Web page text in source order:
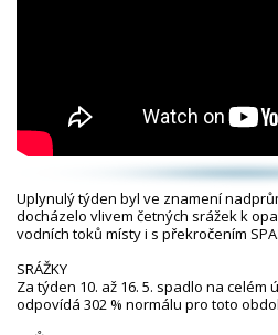
Uplynulý týden byl ve znamení
docházelo vlivem četných srážek k
vodních toků místy i s překročením SPA.
SRÁŽKY
Za týden 10. až 16. 5. spadlo na celém
odpovídá 302 % normálu pro toto